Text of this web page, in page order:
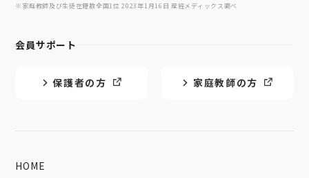
※家庭教師及び生徒在籍数全国1位 2023年1月16日 産經メディックス調べ
会員サポート
保護者の方 家庭教師の方
HOME